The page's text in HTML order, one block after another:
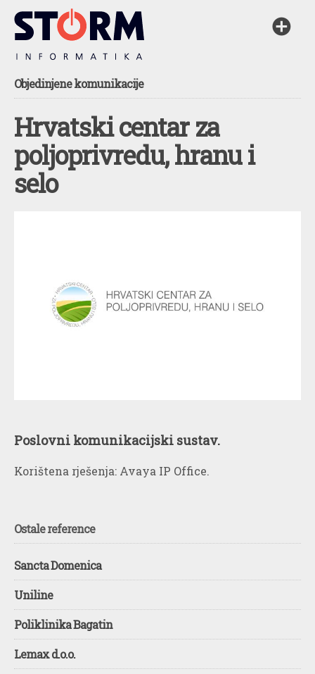
Objedinjene komunikacije
Hrvatski centar za
poljoprivredu, hranu i
selo
Poslovni komunikacijski sustav.
Korištena rješenja: Avaya IP Office.
Ostale reference
Sancta Domenica
Uniline
Poliklinika Bagatin
Lemax d.o.o.